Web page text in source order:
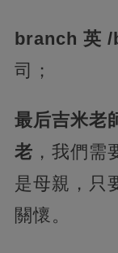
branch 英 /
司；
最后吉米老
老 ，我們需
是母親，只
關懷。